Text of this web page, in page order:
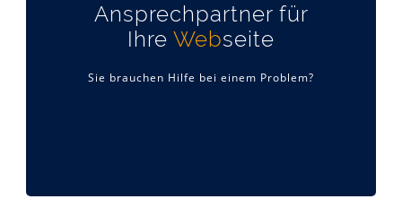
Ansprechpartner für
Ihre Webseite
Sie brauchen Hilfe bei einem Problem?
Wir helfen Ihnen, wenn sie nicht mehr weiterwissen!
Kontaktieren Sie uns und wir lösen das Problem
gemeinsam.
Umzugs-Service